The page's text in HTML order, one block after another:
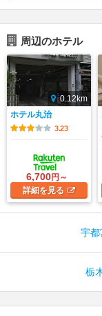
周辺のホテル
0.12km
ホテル丸治
3.23
6,700円～
詳細を見る
宇都
栃